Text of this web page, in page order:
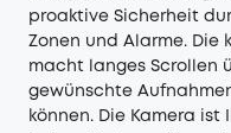
proaktive Sicherheit
Zonen und Alarme. Die
macht langes Scrollen
gewünschte
können. Die Kamera